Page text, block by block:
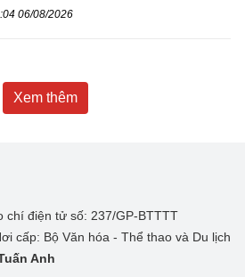
06/08/2026
Xem thêm
chí điện tử số: 237/GP-BTTTT
cấp: Bộ Văn hóa - Thể thao và Du lịch
Anh